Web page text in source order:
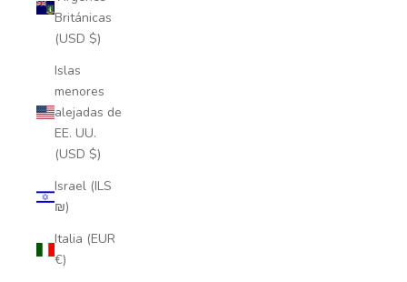
Británicas
(USD $)
Islas
menores
alejadas de
EE. UU.
(USD $)
Israel (ILS
₪)
Italia (EUR
€)